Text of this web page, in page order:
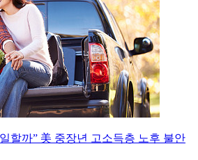
할까” 美 중장년 고소득층 노후 불안